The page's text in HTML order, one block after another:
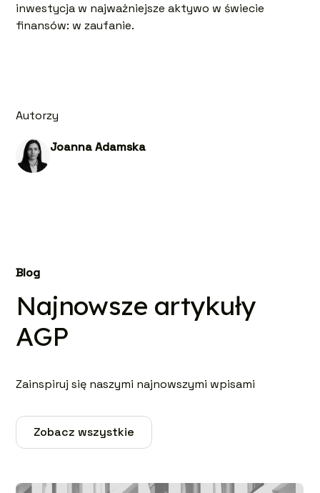
Autorzy
Joanna Adamska
inwestycja w najważniejsze aktywo w świecie
finansów: w zaufanie.
Blog
Najnowsze artykuły
AGP
Zainspiruj się naszymi najnowszymi wpisami
Zobacz wszystkie